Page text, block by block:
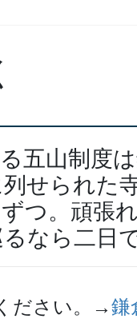
五山制度
せられた
つ。頑張れ
なら二日で
ださい。→鎌